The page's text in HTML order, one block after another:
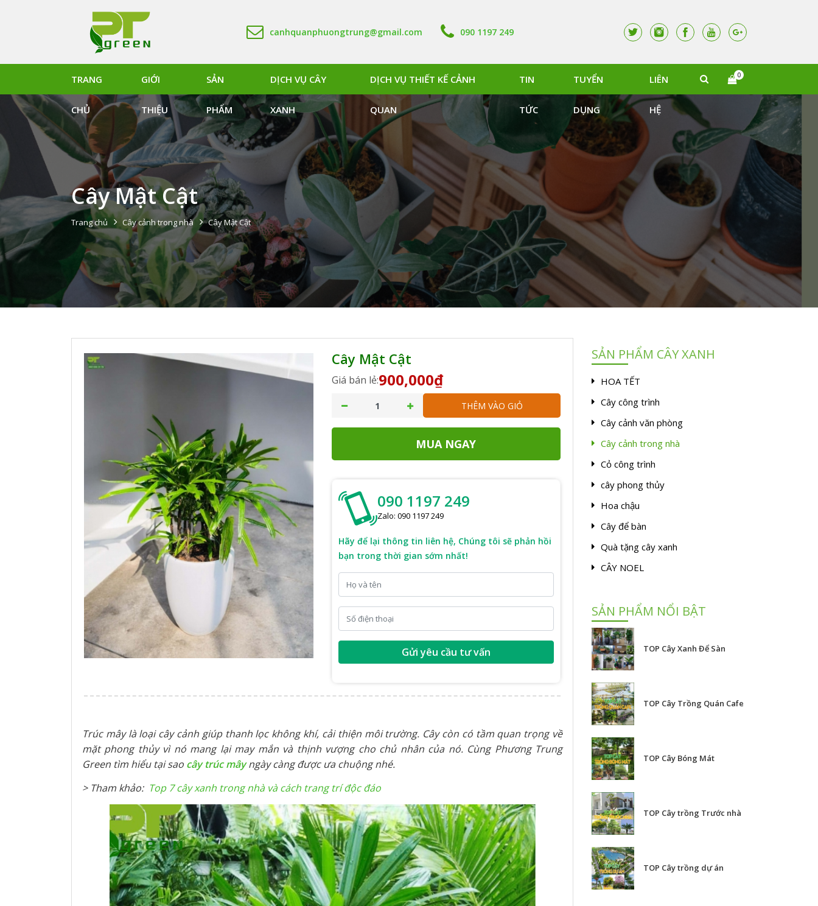
canhquanphuongtrung@gmail.com 090 1197 249
TRANG
CHỦ
GIỚI
THIỆU
SẢN
PHẨM
DỊCH VỤ CÂY
XANH
DỊCH VỤ THIẾT KẾ CẢNH
QUAN
TIN
TỨC
TUYỂN
DỤNG
LIÊN
HỆ
0
Cây Mật Cật
Trang chủ Cây cảnh trong nhà Cây Mật Cật
Cây Mật Cật
Giá bán lẻ:900,000₫
THÊM VÀO GIỎ
MUA NGAY
090 1197 249
Zalo: 090 1197 249
Hãy để lại thông tin liên hệ, Chúng tôi sẽ phản hồi
bạn trong thời gian sớm nhất!
Gửi yêu cầu tư vấn
Trúc mây là loại cây cảnh giúp thanh lọc không khí, cải thiện môi trường. Cây còn có tầm quan trọng về
mặt phong thủy vì nó mang lại may mắn và thịnh vượng cho chủ nhân của nó. Cùng Phương Trung
Green tìm hiểu tại sao cây trúc mâyngày càng được ưa chuộng nhé.
> Tham khảo: Top 7 cây xanh trong nhà và cách trang trí độc đáo
SẢN PHẨM CÂY XANH
HOA TẾT
Cây công trình
Cây cảnh văn phòng
Cây cảnh trong nhà
Cỏ công trình
cây phong thủy
Hoa chậu
Cây để bàn
Quà tặng cây xanh
CÂY NOEL
SẢN PHẨM NỔI BẬT
TOP Cây Xanh Để Sàn
TOP Cây Trồng Quán Cafe
TOP Cây Bóng Mát
TOP Cây trồng Trước nhà
TOP Cây trồng dự án